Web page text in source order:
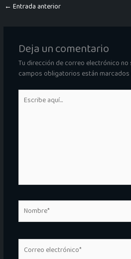
← Entrada anterior
Deja un comentario
Tu dirección de correo electrónico no
campos obligatorios están marcados
aquí...
electrónico*